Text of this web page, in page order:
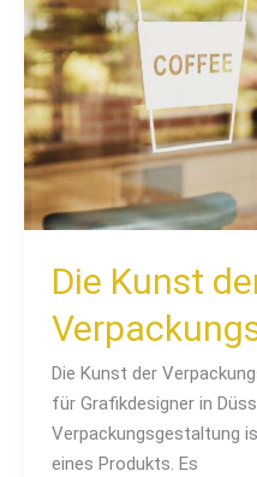
Die Kunst
Die Kunst der
für Grafikdesigner in
Verpackungsgestaltung
eines Produkts. Es
Verpackungsgestaltung